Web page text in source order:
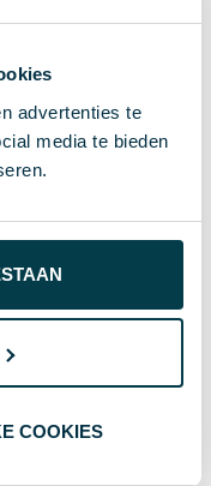
advertenties te
media te bieden
COOKIES